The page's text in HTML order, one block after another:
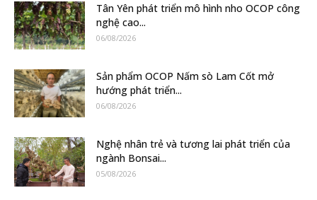
Tân Yên phát triển mô hình nho OCOP công
nghệ cao...
06/08/2026
Sản phẩm OCOP Nấm sò Lam Cốt mở
hướng phát triển...
06/08/2026
Nghệ nhân trẻ và tương lai phát triển của
ngành Bonsai...
05/08/2026